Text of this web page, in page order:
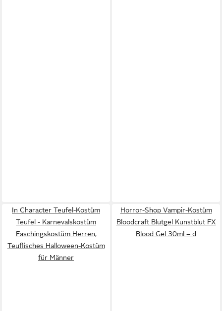
In Character Teufel-Kostüm
Teufel - Karnevalskostüm
Faschingskostüm Herren,
Teuflisches Halloween-Kostüm
für Männer
Horror-Shop Vampir-Kostüm
Bloodcraft Blutgel Kunstblut FX
Blood Gel 30ml – d